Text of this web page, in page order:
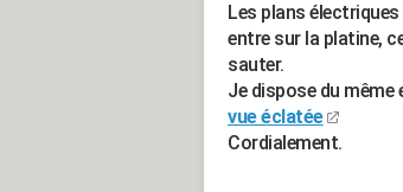
Les plans
entre sur la platine,
sauter.
Je dispose du même
vue éclatée
Cordialement.